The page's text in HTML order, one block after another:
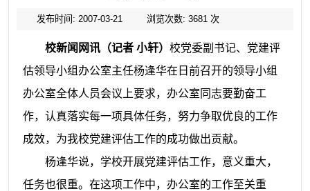
发布时间: 2007-03-21 浏览次数: 3681 次
校新闻网讯（记者 小轩） 校党委副书记、党建评
估领导小组办公室主任杨逢华在日前召开的领导小组
办公室全体人员会议上要求，办公室同志要勤奋工
作，认真落实每一项具体任务，努力争取优良的工作
成效，为我校党建评估工作的成功做出贡献。
杨逢华说，学校开展党建评估工作，意义重大，
任务也很重。在这项工作中，办公室的工作至关重